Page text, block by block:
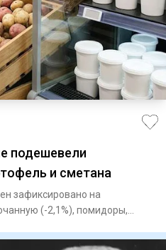
подешевели
и сметана
зафиксировано на
(-2,1%), помидоры,